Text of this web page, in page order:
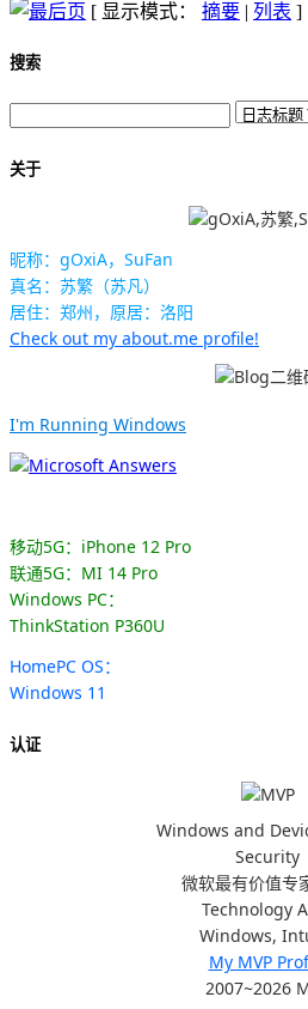
[ 显示模式： 摘要 | 列表 ]
搜索
关于
昵称：gOxiA，SuFan
真名：苏繁（苏凡）
居住：郑州，原居：洛阳
Check out my about.me profile!
I'm Running Windows
移动5G：iPhone 12 Pro
联通5G：MI 14 Pro
Windows PC：
ThinkStation P360U
HomePC OS：
Windows 11
认证
Windows and
Security
微软最有价值专
Technology
Windows,
My MVP
2007~2026